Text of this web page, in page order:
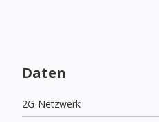
Daten
2G-Netzwerk